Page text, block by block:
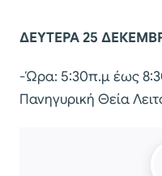
ΔΕΥΤΕΡΑ 25
-Ώρα: 5:30π.μ έως
Πανηγυρική Θεία